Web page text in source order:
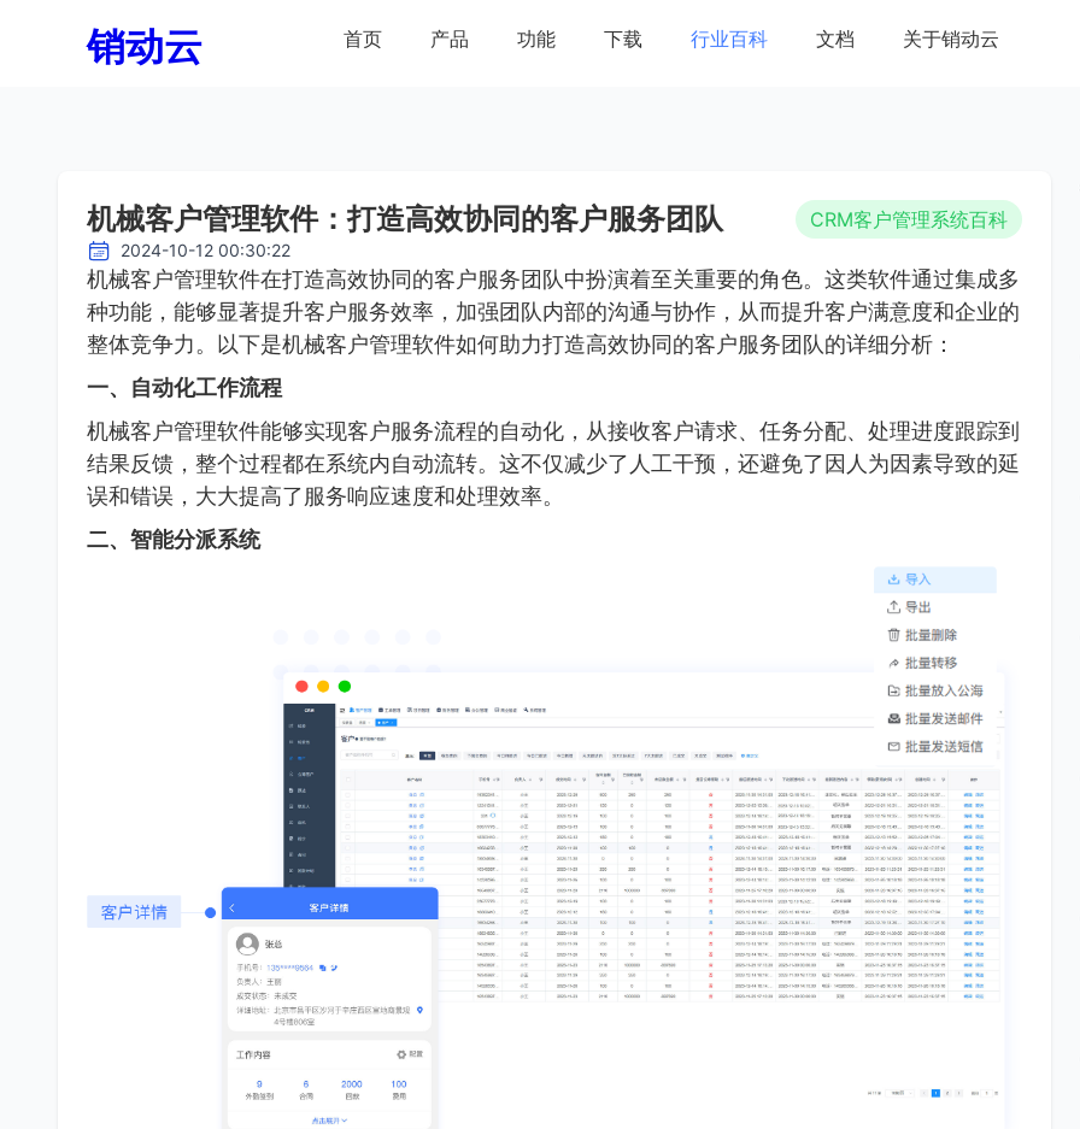
销动云 首页 产品 功能 下载 行业百科 文档 关于销动云
机械客户管理软件：打造高效协同的客户服务团队 CRM客户管理系统百科
2024-10-12 00:30:22
机械客户管理软件在打造高效协同的客户服务团队中扮演着至关重要的角色。这类软件通过集成多
种功能，能够显著提升客户服务效率，加强团队内部的沟通与协作，从而提升客户满意度和企业的
整体竞争力。以下是机械客户管理软件如何助力打造高效协同的客户服务团队的详细分析：
一、自动化工作流程
机械客户管理软件能够实现客户服务流程的自动化，从接收客户请求、任务分配、处理进度跟踪到
结果反馈，整个过程都在系统内自动流转。这不仅减少了人工干预，还避免了因人为因素导致的延
误和错误，大大提高了服务响应速度和处理效率。
二、智能分派系统